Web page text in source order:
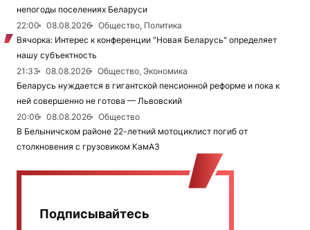
непогоды поселениях Беларуси
22:00
08.08.2026
Общество, Политика
Вячорка: Интерес к конференции "Новая Беларусь" определяет
нашу субъектность
21:33
08.08.2026
Общество, Экономика
Беларусь нуждается в гигантской пенсионной реформе и пока к
ней совершенно не готова — Львовский
20:06
08.08.2026
Общество
В Белыничском районе 22-летний мотоциклист погиб от
столкновения с грузовиком КамАЗ
Подписывайтесь